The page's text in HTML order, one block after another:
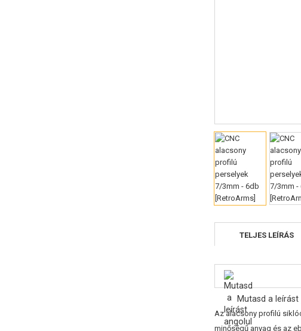
TELJES LEÍRÁS
Mutasd a leírást
Az alacsony profilú
minőségű anyag és az